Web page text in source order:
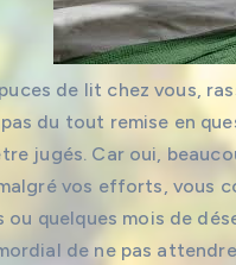
de lit chez vous,
du tout remise en
jugés. Car oui,
vos efforts, vous
ou quelques mois de
de ne pas